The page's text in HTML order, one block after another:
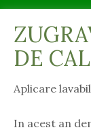
DE
Aplicare
In acest an